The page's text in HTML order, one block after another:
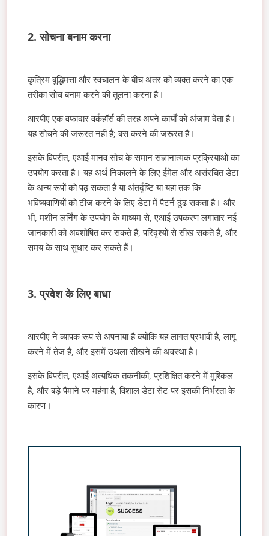
2. सोचना बनाम करना
कृत्रिम बुद्धिमत्ता और स्वचालन के बीच अंतर को व्यक्त करने का एक
तरीका सोच बनाम करने की तुलना करना है।
आरपीए एक वफादार वर्कहॉर्स की तरह अपने कार्यों को अंजाम देता है।
यह सोचने की जरूरत नहीं है; बस करने की जरूरत है।
इसके विपरीत, एआई मानव सोच के समान संज्ञानात्मक प्रक्रियाओं का
उपयोग करता है। यह अर्थ निकालने के लिए ईमेल और असंरचित डेटा
के अन्य रूपों को पढ़ सकता है या अंतर्दृष्टि या यहां तक कि
भविष्यवाणियों को टीज करने के लिए डेटा में पैटर्न ढूंढ सकता है। और
भी, मशीन लर्निंग के उपयोग के माध्यम से, एआई उपकरण लगातार नई
जानकारी को अवशोषित कर सकते हैं, परिदृश्यों से सीख सकते हैं, और
समय के साथ सुधार कर सकते हैं।
3. प्रवेश के लिए बाधा
आरपीए ने व्यापक रूप से अपनाया है क्योंकि यह लागत प्रभावी है, लागू
करने में तेज है, और इसमें उथला सीखने की अवस्था है।
इसके विपरीत, एआई अत्यधिक तकनीकी, प्रशिक्षित करने में मुश्किल
है, और बड़े पैमाने पर महंगा है, विशाल डेटा सेट पर इसकी निर्भरता के
कारण।